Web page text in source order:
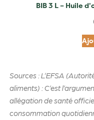
BIB 3 L – Huile
Sources : L’EFSA
aliments) : C’est
allégation de santé
consommation